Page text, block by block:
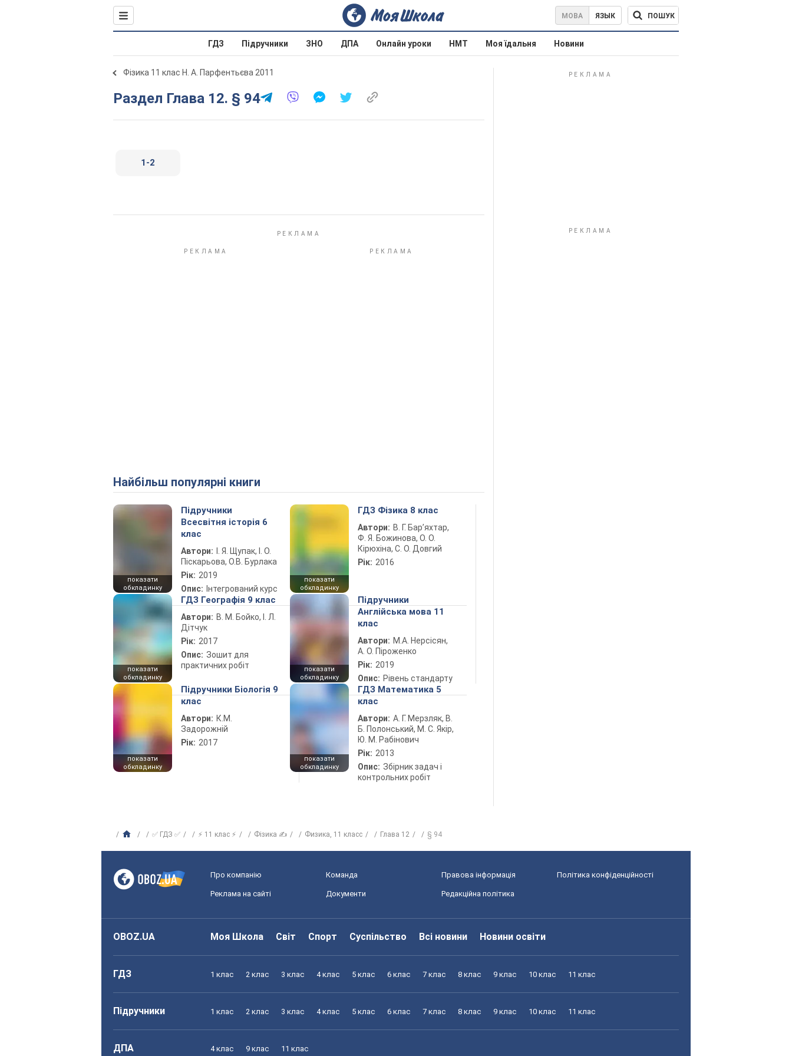
МОВА ЯЗЫК ПОШУК
ГДЗ Підручники ЗНО ДПА Онлайн уроки НМТ Моя їдальня Новини
Фізика 11 клас Н. А. Парфентьєва 2011
Раздел Глава 12. § 94
1-2
Найбільш популярні книги
показати
обкладинку
Підручники
Всесвітня історія 6
клас
Автори:
І. Я. Щупак, І. О.
Піскарьова, О.В. Бурлака
Рік: 2019
Опис: Інтегрований курс
показати
обкладинку
ГДЗ Фізика 8 клас
Автори: В. Г. Бар’яхтар,
Ф. Я. Божинова, О. О.
Кірюхіна, С. О. Довгий
Рік: 2016
показати
обкладинку
ГДЗ Географія 9 клас
Автори: В. М. Бойко, І. Л.
Дітчук
Рік: 2017
Опис: Зошит для
практичних робіт
показати
обкладинку
Підручники
Англійська мова 11
клас
Автори: М.А. Нерсісян,
А. О. Піроженко
Рік: 2019
Опис: Рівень стандарту
показати
обкладинку
Підручники Біологія 9
клас
Автори: К.М.
Задорожній
Рік: 2017
показати
обкладинку
ГДЗ Математика 5
клас
Автори: А. Г. Мерзляк, В.
Б. Полонський, М. С. Якір,
Ю. М. Рабінович
Рік: 2013
Опис: Збірник задач і
контрольних робіт
✅ ГДЗ ✅ ⚡ 11 клас ⚡ Фізика ✍ Физика, 11 класс Глава 12 § 94
Про компанію Команда Правова інформація Політика конфіденційності
Реклама на сайті Документи Редакційна політика
OBOZ.UA Моя Школа Світ Спорт Суспільство Всі новини Новини освіти
ГДЗ 1 клас 2 клас 3 клас 4 клас 5 клас 6 клас 7 клас 8 клас 9 клас 10 клас 11 клас
Підручники 1 клас 2 клас 3 клас 4 клас 5 клас 6 клас 7 клас 8 клас 9 клас 10 клас 11 клас
ДПА 4 клас 9 клас 11 клас